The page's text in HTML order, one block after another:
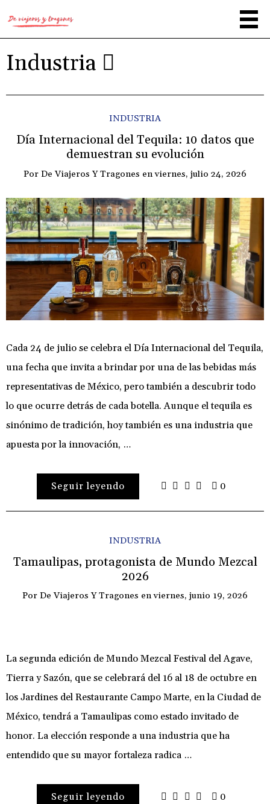
Industria
INDUSTRIA
Día Internacional del Tequila: 10 datos que
demuestran su evolución
Por De Viajeros Y Tragones enviernes, julio 24, 2026
Cada 24 de julio se celebra el Día Internacional del Tequila,
una fecha que invita a brindar por una de las bebidas más
representativas de México, pero también a descubrir todo
lo que ocurre detrás de cada botella. Aunque el tequila es
sinónimo de tradición, hoy también es una industria que
apuesta por la innovación, …
Seguir leyendo 0
INDUSTRIA
Tamaulipas, protagonista de Mundo Mezcal
2026
Por De Viajeros Y Tragones enviernes, junio 19, 2026
La segunda edición de Mundo Mezcal Festival del Agave,
Tierra y Sazón, que se celebrará del 16 al 18 de octubre en
los Jardines del Restaurante Campo Marte, en la Ciudad de
México, tendrá a Tamaulipas como estado invitado de
honor. La elección responde a una industria que ha
entendido que su mayor fortaleza radica …
Seguir leyendo 0